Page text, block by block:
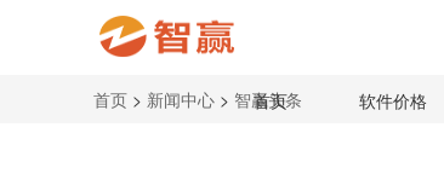
首页 软件价格
首页 > 新闻中心 > 智赢头条